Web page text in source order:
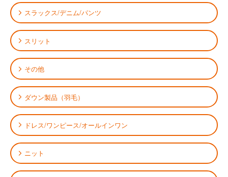
スラックス/デニム/パンツ
スリット
その他
ダウン製品（羽毛）
ドレス/ワンピース/オールインワン
ニット